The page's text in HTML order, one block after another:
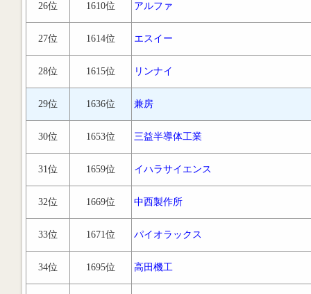
26位 1610位 アルファ
27位 1614位 エスイー
28位 1615位 リンナイ
29位 1636位 兼房
30位 1653位 三益半導体工業
31位 1659位 イハラサイエンス
32位 1669位 中西製作所
33位 1671位 パイオラックス
34位 1695位 高田機工